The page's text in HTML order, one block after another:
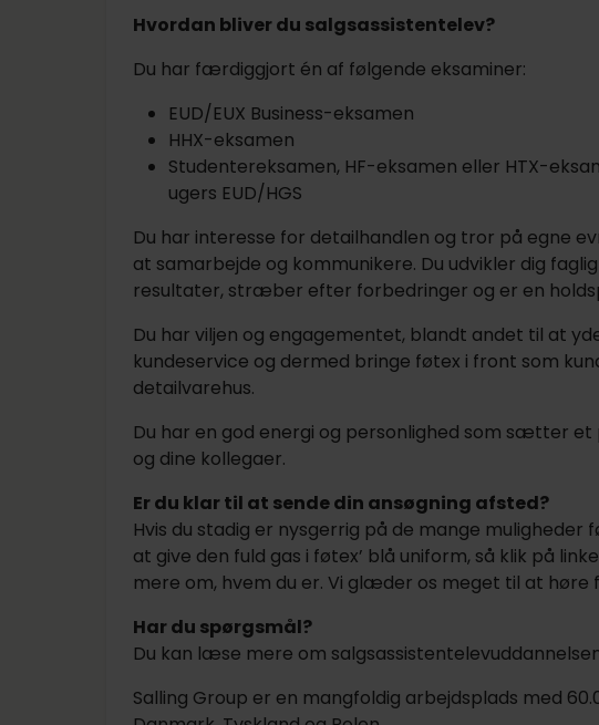
Hvordan bliver du salgsassistentelev?
Du har færdiggjort én af følgende eksaminer:
EUD/EUX Business-eksamen
HHX-eksamen
Studentereksamen, HF-eksamen eller HTX-
ugers EUD/HGS
Du har interesse for detailhandlen og tror på egne
at samarbejde og kommunikere. Du udvikler dig
resultater, stræber efter forbedringer og er en
Du har viljen og engagementet, blandt andet til at
kundeservice og dermed bringe føtex i front som
detailvarehus.
Du har en god energi og personlighed som sætter
og dine kollegaer.
Er du klar til at sende din ansøgning afsted?
Hvis du stadig er nysgerrig på de mange muligheder
at give den fuld gas i føtex’ blå uniform, så klik på
mere om, hvem du er. Vi glæder os meget til at høre
Har du spørgsmål?
Du kan læse mere om
Salling Group er en mangfoldig arbejdsplads med